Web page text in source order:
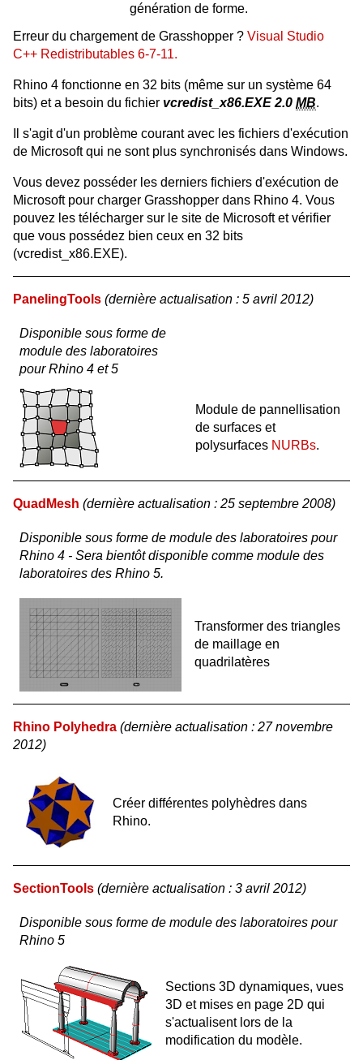
génération de forme.
Erreur du chargement de Grasshopper ? Visual Studio
C++ Redistributables 6-7-11.
Rhino 4 fonctionne en 32 bits (même sur un système 64
bits) et a besoin du fichier vcredist_x86.EXE 2.0 MB.
Il s'agit d'un problème courant avec les fichiers d'exécution
de Microsoft qui ne sont plus synchronisés dans Windows.
Vous devez posséder les derniers fichiers d'exécution de
Microsoft pour charger Grasshopper dans Rhino 4. Vous
pouvez les télécharger sur le site de Microsoft et vérifier
que vous possédez bien ceux en 32 bits
(vcredist_x86.EXE).
PanelingTools (dernière actualisation : 5 avril 2012)
Disponible sous forme de
module des laboratoires
pour Rhino 4 et 5
Module de pannellisation
de surfaces et
polysurfaces NURBs.
QuadMesh (dernière actualisation : 25 septembre 2008)
Disponible sous forme de module des laboratoires pour
Rhino 4 - Sera bientôt disponible comme module des
laboratoires des Rhino 5.
Transformer des triangles
de maillage en
quadrilatères
Rhino Polyhedra (dernière actualisation : 27 novembre
2012)
Créer différentes polyhèdres dans
Rhino.
SectionTools (dernière actualisation : 3 avril 2012)
Disponible sous forme de module des laboratoires pour
Rhino 5
Sections 3D dynamiques, vues
3D et mises en page 2D qui
s'actualisent lors de la
modification du modèle.